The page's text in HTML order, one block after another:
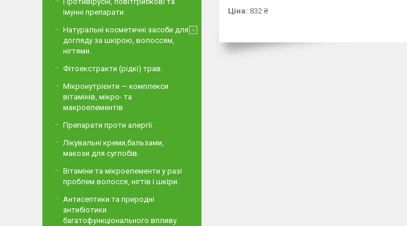
Ціна: 832 ₴
імунні препарати.
Натуральні косметичні засоби для
догляду за шкірою, волоссям,
нігтями.
Фітоекстракти (рідкі) трав.
Мікронутрієнти — комплекси
вітамінів, мікро- та
макроелементів
Препарати проти алергії
Лікувальні креми,бальзами,
макози для суглобів.
Вітаміни та мікроелементи у разі
проблем волосся, нігтів і шкіри.
Антисептики та природні
антибіотики
багатофункціонального впливу.